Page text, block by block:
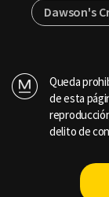
Dawson's
Queda
de esta
delito de